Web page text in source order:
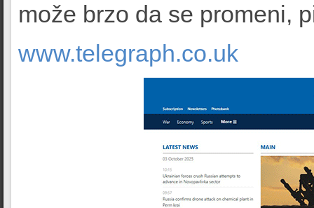
može brzo da se promeni,
www.telegraph.co.uk